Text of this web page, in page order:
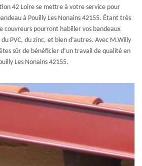
42 Loire se mettre à votre service pour
à Pouilly Les Nonains 42155. Étant très
couvreurs pourront habiller vos bandeaux
PVC, du zinc, et bien d’autres. Avec M.Willy
sûr de bénéficier d’un travail de qualité en
Les Nonains 42155.